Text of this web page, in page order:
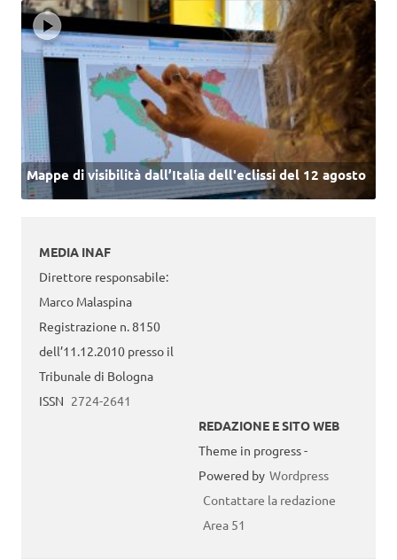
Mappe di visibilità dall’Italia dell'eclissi del 12 agosto
MEDIA INAF
Direttore responsabile:
Marco Malaspina
Registrazione n. 8150
dell’11.12.2010 presso il
Tribunale di Bologna
ISSN 2724-2641
REDAZIONE E SITO WEB
Theme in progress -
Powered by Wordpress
Contattare la redazione
Area 51